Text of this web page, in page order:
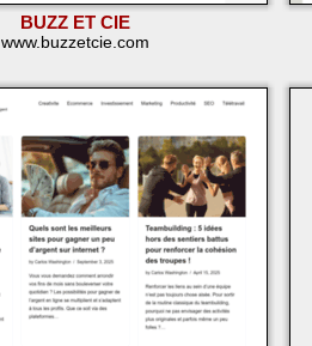
BUZZ ET CIE
www.buzzetcie.com